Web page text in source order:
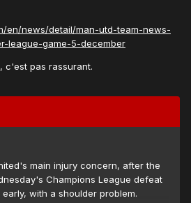
en/news/detail/man-utd-team-news-
league-game-5-december
c'est pas rassurant.
main injury concern, after the
Champions League defeat
with a shoulder problem.